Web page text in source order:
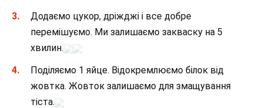
Додаємо цукор, дріжджі і все добре
перемішуємо. Ми залишаємо закваску на 5
хвилин.
Поділяємо 1 яйце. Відокремлюємо білок від
жовтка. Жовток залишаємо для змащування
тіста.